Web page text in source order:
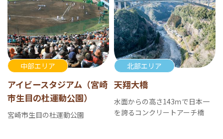
中部エリア
アイビースタジアム（宮崎
市生目の杜運動公園）
宮崎市生目の杜運動公園
北部エリア
天翔大橋
水面からの高さ143ｍで日本一
を誇るコンクリートアーチ橋